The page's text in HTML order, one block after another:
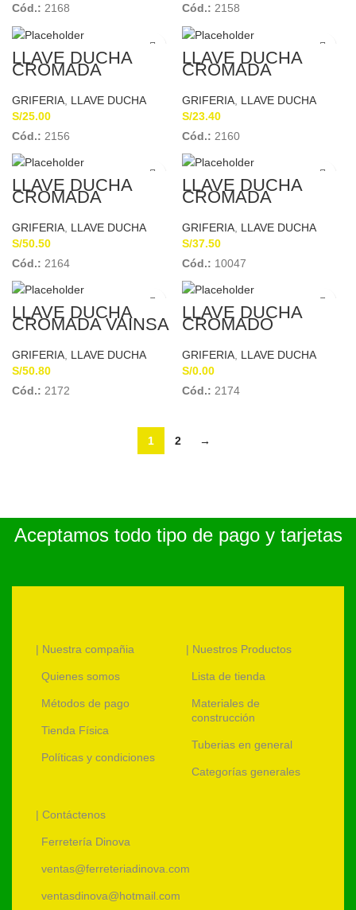
Cód.: 2168
Cód.: 2158
LLAVE DUCHA
CROMADA
FAVINSA
GRIFERIA LLAVE DUCHA
S/25.00
Cód.: 2156
LLAVE DUCHA
CROMADA
GRIVELSA
GRIFERIA LLAVE DUCHA
S/23.40
Cód.: 2160
LLAVE DUCHA
CROMADA
HELVETIA GRICOL
0933-11
GRIFERIA LLAVE DUCHA
S/50.50
Cód.: 2164
LLAVE DUCHA
CROMADA
TREBOL
GRIFERIA LLAVE DUCHA
S/37.50
Cód.: 10047
LLAVE DUCHA
CROMADA VAINSA
E.
GRIFERIA, LLAVE DUCHA
S/50.80
Cód.: 2172
LLAVE DUCHA
CROMADO
SCHUBERT
GRIFERIA, LLAVE DUCHA
S/0.00
Cód.: 2174
1 2 →
Aceptamos todo tipo de pago y tarjetas
| Nuestra compañia
Quienes somos
Métodos de pago
Tienda Física
Políticas y condiciones
| Nuestros Productos
Lista de tienda
Materiales de
construcción
Tuberias en general
Categorías generales
| Contáctenos
Ferretería Dinova
ventas@ferreteriadinova.com
ventasdinova@hotmail.com